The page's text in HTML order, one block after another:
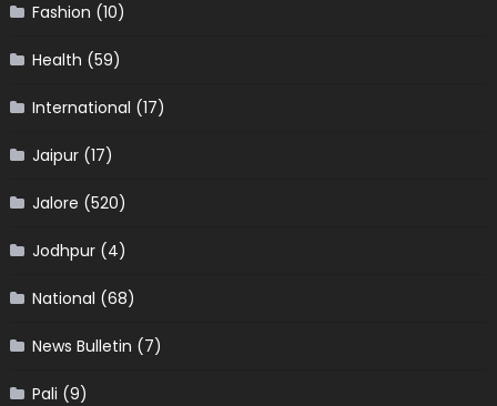
Fashion (10)
Health (59)
International (17)
Jaipur(17)
Jalore (520)
Jodhpur(4)
National (68)
News Bulletin (7)
Pali (9)